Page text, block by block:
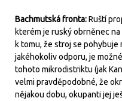
Bachmutská fronta:Ruští
kterém je ruský obrněnec
k tomu, že stroj se
jakéhokoliv odporu, je
tohoto mikrodistriktu (jak
velmi pravděpodobné, že
nějakou dobu, okupanti jej